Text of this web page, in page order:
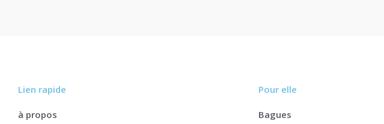
Lien rapide
à propos
Pour elle
Bagues